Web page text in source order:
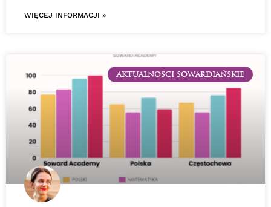
WIĘCEJ INFORMACJI »
AKTUALNOŚCI SOWARDIAŃSKIE